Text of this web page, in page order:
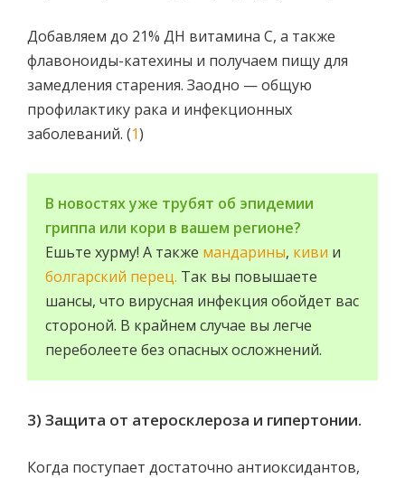
Добавляем до 21% ДН витамина С, а также
флавоноиды-катехины и получаем пищу для
замедления старения. Заодно — общую
профилактику рака и инфекционных
заболеваний. (1)
В новостях уже трубят об эпидемии
гриппа или кори в вашем регионе?
Ешьте хурму! А также мандарины, киви и
болгарский перец. Так вы повышаете
шансы, что вирусная инфекция обойдет вас
стороной. В крайнем случае вы легче
переболеете без опасных осложнений.
3) Защита от атеросклероза и гипертонии.
Когда поступает достаточно антиоксидантов,